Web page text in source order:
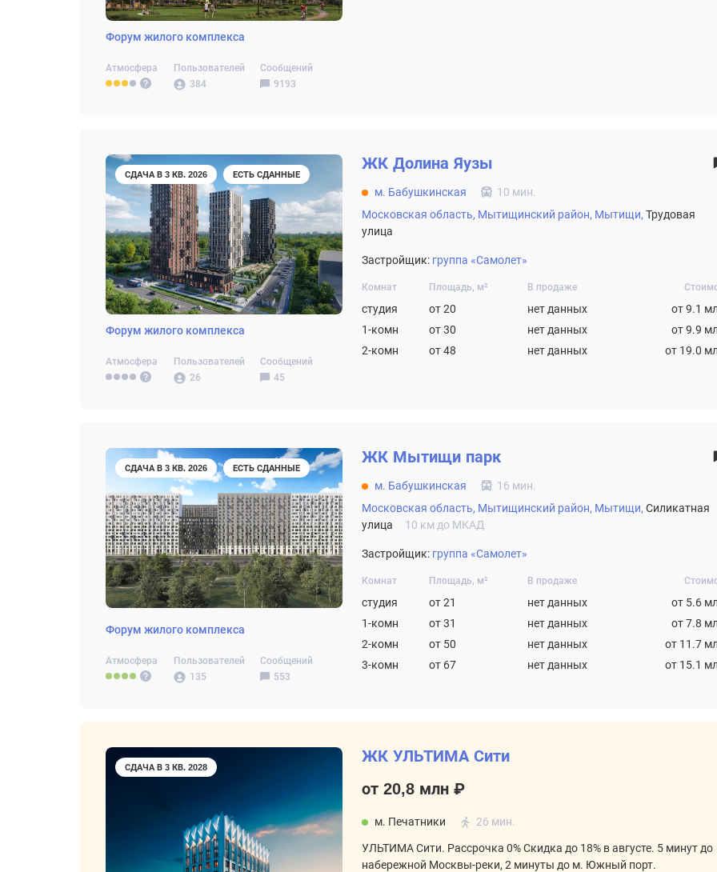
Форум жилого комплекса
Атмосфера
Пользователей
384
Сообщений
9193
СДАЧА В 3 КВ. 2026 ЕСТЬ СДАННЫЕ
Форум жилого комплекса
Атмосфера
Пользователей
26
Сообщений
45
ЖК Долина Яузы
м. Бабушкинская
10 мин.
Московская область, Мытищинский район, Мытищи, Трудовая
улица
Застройщик: группа «Самолет»
Комнат Площадь, м² В продаже
студия от 20 нет данных
от 9.1
1-комн
от 30 нет данных
от 9.9
2-комн
от 48 нет данных от 19.0
СДАЧА В 3 КВ. 2026 ЕСТЬ СДАННЫЕ
Форум жилого комплекса
Атмосфера
Пользователей
135
Сообщений
553
ЖК Мытищи парк
м. Бабушкинская
16 мин.
Московская область, Мытищинский район, Мытищи, Силикатная
улица
10 км до МКАД
Застройщик: группа «Самолет»
Комнат Площадь, м² В продаже
студия от 21 нет данных
от 5.6
1-комн
от 31 нет данных
от 7.8
2-комн
от 50 нет данных
от 11.7
3-комн
от 67 нет данных от 15.1
СДАЧА В 3 КВ. 2028
ЖК УЛЬТИМА Сити
от 20,8 млн ₽
м. Печатники 26 мин.
УЛЬТИМА Сити. Рассрочка 0% Скидка до 18% в августе. 5 минут до
набережной Москвы-реки, 2 минуты до м. Южный порт.